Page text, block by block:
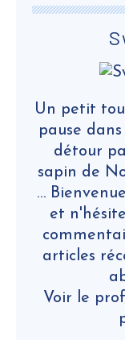
Un petit
pause
détour
sapin de
…
et
articles
Voir le